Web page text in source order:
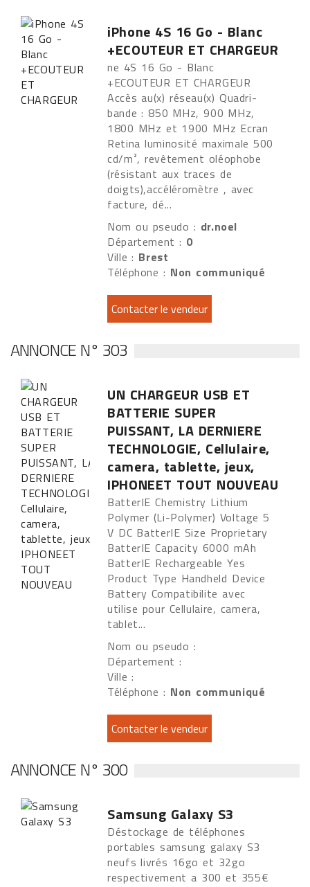
iPhone 4S 16 Go - Blanc
+ECOUTEUR ET CHARGEUR
ne 4S 16 Go - Blanc
+ECOUTEUR ET CHARGEUR
Accès au(x) réseau(x) Quadri-
bande : 850 MHz, 900 MHz,
1800 MHz et 1900 MHz Ecran
Retina luminosité maximale 500
cd/m², revêtement oléophobe
(résistant aux traces de
doigts),accéléromètre , avec
facture, dé...
Nom ou pseudo : dr.noel
Département : 0
Ville : Brest
Téléphone : Non communiqué
ANNONCE N° 303
UN CHARGEUR USB ET
BATTERIE SUPER
PUISSANT, LA DERNIERE
TECHNOLOGIE, Cellulaire,
camera, tablette, jeux,
IPHONEET TOUT NOUVEAU
BatterIE Chemistry Lithium
Polymer (Li-Polymer) Voltage 5
V DC BatterIE Size Proprietary
BatterIE Capacity 6000 mAh
BatterIE Rechargeable Yes
Product Type Handheld Device
Battery Compatibilite avec
utilise pour Cellulaire, camera,
tablet...
Nom ou pseudo :
Département :
Ville :
Téléphone : Non communiqué
ANNONCE N° 300
Samsung Galaxy S3
Déstockage de téléphones
portables samsung galaxy S3
neufs livrés 16go et 32go
respectivement a 300 et 355€